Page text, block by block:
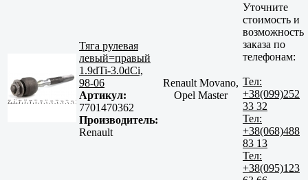
Тяга рулевая
левый=правый
1.9dTi-3.0dCi,
98-06
Артикул:
7701470362
Производитель:
Renault
Renault Movano,
Opel Master
Уточните
стоимость и
возможность
заказа по
телефонам:
Тел:
+38(099)252
33 32
Тел:
+38(068)488
83 13
Тел:
+38(095)123